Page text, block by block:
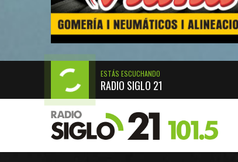
ESTÁS ESCUCHANDO
RADIO SIGLO 21